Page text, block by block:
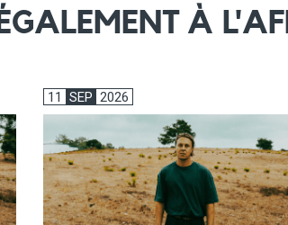
ÉGALEMENT À
11 SEP 2026